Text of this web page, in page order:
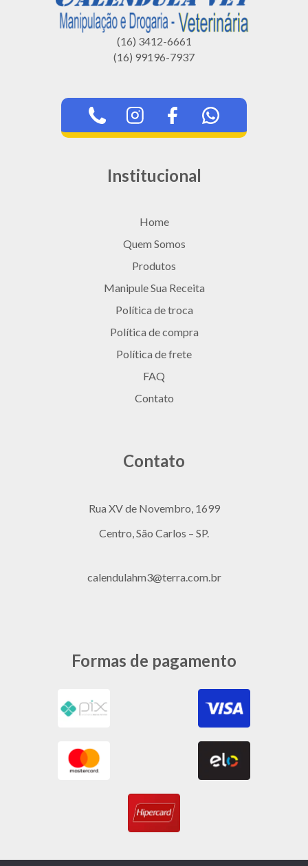
(16) 3412-6661
(16) 99196-7937
Institucional
Home
Quem Somos
Produtos
Manipule Sua Receita
Política de troca
Política de compra
Política de frete
FAQ
Contato
Contato
Rua XV de Novembro, 1699
Centro, São Carlos – SP.
calendulahm3@terra.com.br
Formas de pagamento